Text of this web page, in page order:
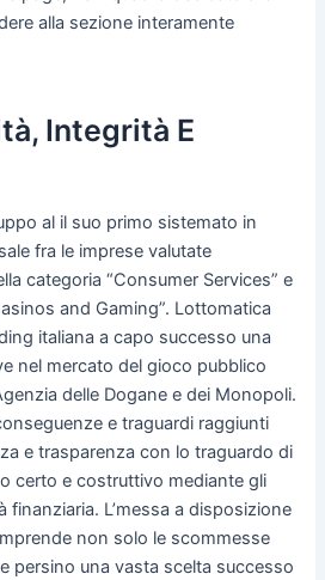
alla sezione interamente
Integrità E
al il suo primo sistemato in
fra le imprese valutate
categoria “Consumer Services” e
and Gaming”. Lottomatica
italiana a capo successo una
nel mercato del gioco pubblico
delle Dogane e dei Monopoli.
e traguardi raggiunti
e trasparenza con lo traguardo di
certo e costruttivo mediante gli
finanziaria. L’messa a disposizione
non solo le scommesse
persino una vasta scelta successo